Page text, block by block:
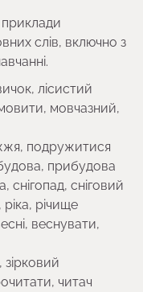
слів, включно з
лісистий
мовчазний,
подружитися
прибудова
снігопад, сніговий
ріка, річище
веснувати,
зірковий
читач